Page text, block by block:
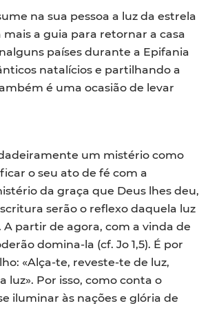
na sua pessoa a luz da estrela
a guia para retornar a casa
países durante a Epifania
natalícios e partilhando a
é uma ocasião de levar
um mistério como
o seu ato de fé com a
da graça que Deus lhes deu,
serão o reflexo daquela luz
partir de agora, com a vinda de
domina-la (cf. Jo 1,5). É por
«Alça-te, reveste-te de luz,
luz». Por isso, como conta o
iluminar às nações e glória de